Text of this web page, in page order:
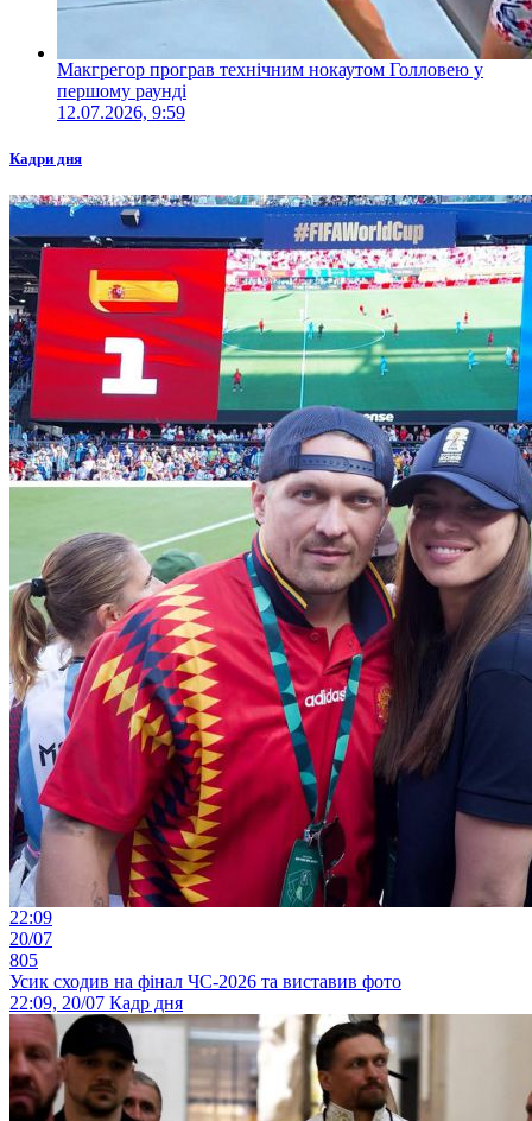
Макгрегор програв технічним нокаутом Голловею у
першому раунді
12.07.2026, 9:59
Кадри дня
22:09
20/07
805
Усик сходив на фінал ЧС-2026 та виставив фото
22:09, 20/07 Кадр дня